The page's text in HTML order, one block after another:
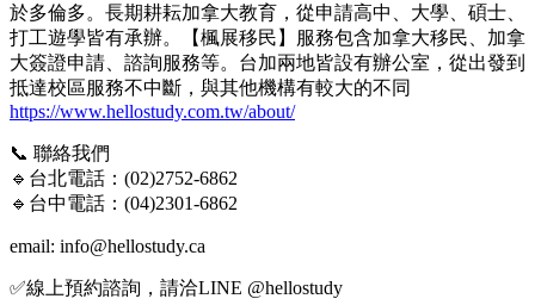
於多倫多。長期耕耘加拿大教育，從申請高中、大學、碩士、
打工遊學皆有承辦。【楓展移民】服務包含加拿大移民、加拿
大簽證申請、諮詢服務等。台加兩地皆設有辦公室，從出發到
抵達校區服務不中斷，與其他機構有較大的不同
https://www.hellostudy.com.tw/about/
📞 聯絡我們
🔹台北電話：(02)2752-6862
🔹台中電話：(04)2301-6862
email: info@hellostudy.ca
✅線上預約諮詢，請洽LINE @hellostudy